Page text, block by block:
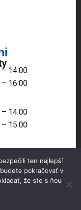
– 14.00
– 16.00
14.00
15.00
mesta, n.o.,
ten najlepší
pokračovať v
že ste s ňou